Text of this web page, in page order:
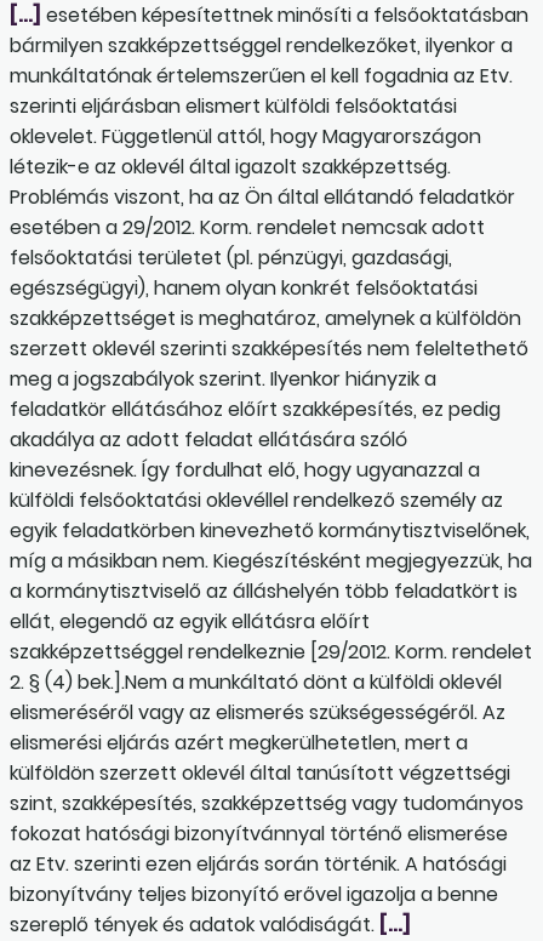
[…] esetében képesítettnek minősíti a felsőoktatásban
bármilyen szakképzettséggel rendelkezőket, ilyenkor a
munkáltatónak értelemszerűen el kell fogadnia az Etv.
szerinti eljárásban elismert külföldi felsőoktatási
oklevelet. Függetlenül attól, hogy Magyarországon
létezik-e az oklevél által igazolt szakképzettség.
Problémás viszont, ha az Ön által ellátandó feladatkör
esetében a 29/2012. Korm. rendelet nemcsak adott
felsőoktatási területet (pl. pénzügyi, gazdasági,
egészségügyi), hanem olyan konkrét felsőoktatási
szakképzettséget is meghatároz, amelynek a külföldön
szerzett oklevél szerinti szakképesítés nem feleltethető
meg a jogszabályok szerint. Ilyenkor hiányzik a
feladatkör ellátásához előírt szakképesítés, ez pedig
akadálya az adott feladat ellátására szóló
kinevezésnek. Így fordulhat elő, hogy ugyanazzal a
külföldi felsőoktatási oklevéllel rendelkező személy az
egyik feladatkörben kinevezhető kormánytisztviselőnek,
míg a másikban nem. Kiegészítésként megjegyezzük, ha
a kormánytisztviselő az álláshelyén több feladatkört is
ellát, elegendő az egyik ellátásra előírt
szakképzettséggel rendelkeznie [29/2012. Korm. rendelet
2. § (4) bek.].Nem a munkáltató dönt a külföldi oklevél
elismeréséről vagy az elismerés szükségességéről. Az
elismerési eljárás azért megkerülhetetlen, mert a
külföldön szerzett oklevél által tanúsított végzettségi
szint, szakképesítés, szakképzettség vagy tudományos
fokozat hatósági bizonyítvánnyal történő elismerése
az Etv. szerinti ezen eljárás során történik. A hatósági
bizonyítvány teljes bizonyító erővel igazolja a benne
szereplő tények és adatok valódiságát. […]